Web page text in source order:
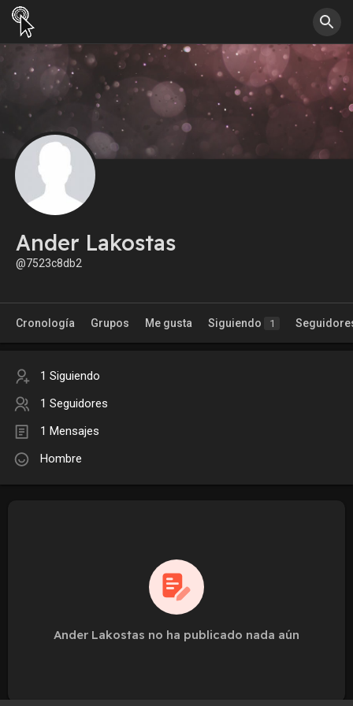
Ander Lakostas
@7523c8db2
Cronología Grupos Me gusta Siguiendo 1
1 Siguiendo
1 Seguidores
1 Mensajes
Hombre
Ander Lakostas no ha publicado nada aún